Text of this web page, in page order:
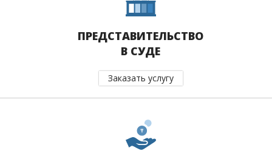
ПРЕДСТАВИТЕЛЬСТВО
В СУДЕ
Заказать услугу